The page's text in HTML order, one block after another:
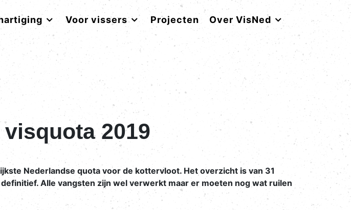
Voor vissers Projecten Over VisNed
2019
Nederlandse quota voor de kottervloot. Het overzicht is van 31
Alle vangsten zijn wel verwerkt maar er moeten nog wat ruilen